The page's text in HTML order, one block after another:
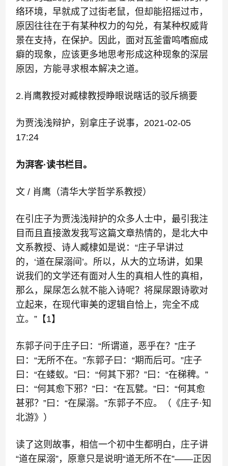
络环境，早就成了过街老鼠，但却能招摇过市，
原因往往在于有某种权力的勾兑，有某种权威背
景在支持，在保护。因此，面对瓦釜雷鸣嗜痂成
癖的现象，应该更多地思考形成这种现象的深层
原因，方能寻求根本解决之道。
2.肖鹰教授对臧棣教授睁眼说瞎话的驳斥摘要
为贾浅浅辩护，别拿庄子说事， 2021-02-05
17:24
为湃客·读书栏目。
文 / 肖鹰（清华大学哲学系教授）
在引庄子为贾浅浅辩护的众多人士中，最引我注
目而且直接激发我写这篇文章热情的，是北大中
文系教授、诗人臧棣如是说：“庄子早讲过
的，‘道在屎溺间’。 所以，从大的立场讲，如果
说我们的文学还有面对人生的真相人性的真相，
那么，屎尿怎么就不能入诗呢？将屎尿跟诗歌对
立起来，在现代审美的逻辑自恰上，完全不成
立。”【1】
东郭子问于庄子曰：“所谓道，恶乎在？”庄子
曰：“无所不在。”东郭子曰：“期而后可。”庄子
曰：“在蝼蚁。”曰：“何其下邪？”曰：“在稊稗。”
曰：“何其愈下邪？”曰：“在瓦甓。”曰：“何其愈
甚邪？”曰：“在屎溺。”东郭子不应。（《庄子·知
北游》）
读了这则故事，相信一个初中生都明白，庄子讲
“道在屎溺”，原意只是说明“道无所不在”——正因